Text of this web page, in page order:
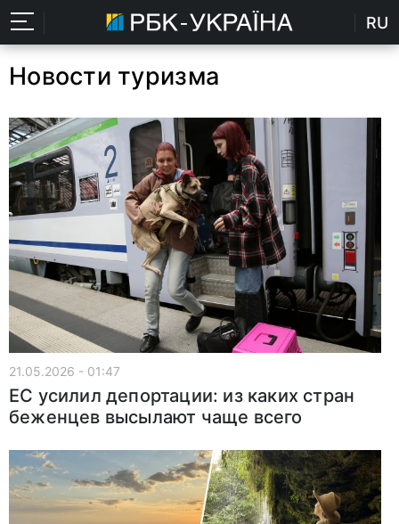
RU
Новости туризма
21.05.2026 - 01:47
ЕС усилил депортации: из каких стран
беженцев высылают чаще всего